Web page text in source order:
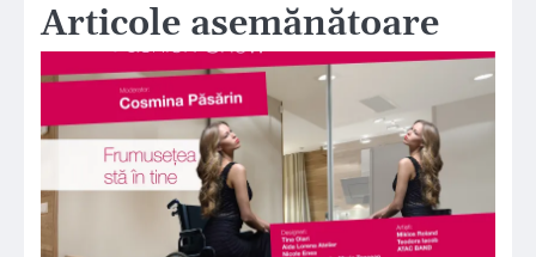
Articole asemănătoare